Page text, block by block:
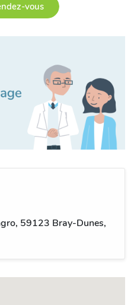
vous
59123 Bray-Dunes,